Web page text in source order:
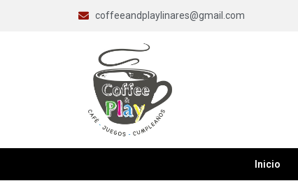
coffeeandplaylinares@gmail.com
Inicio